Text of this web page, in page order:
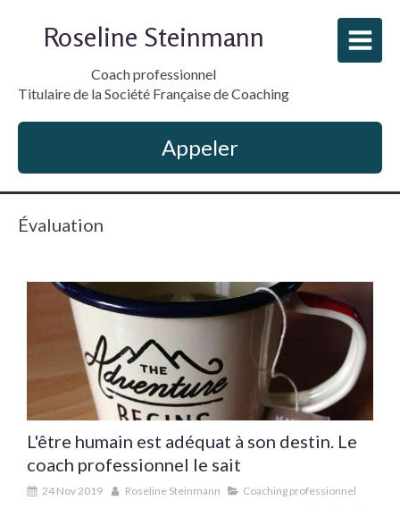
Roseline Steinmann
Coach professionnel
Titulaire de la Société Française de Coaching
Appeler
Évaluation
L'être humain est adéquat à son destin. Le
coach professionnel le sait
24 Nov 2019 Roseline Steinmann Coaching professionnel